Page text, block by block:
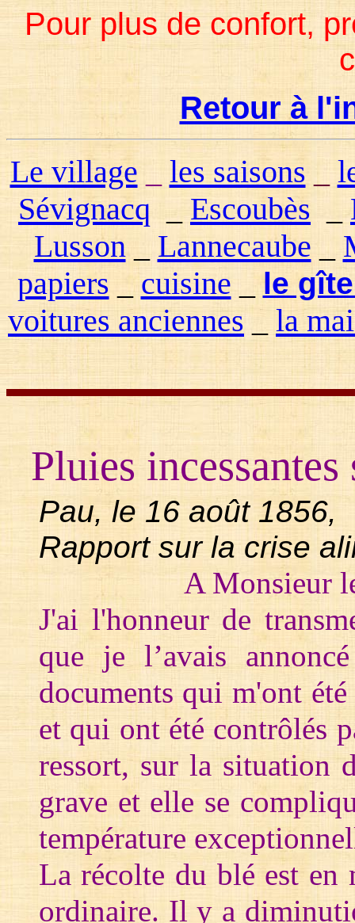
Pour plus de confort,
Retour à
Le village les saisons
Sévignacq _ Escoubès _
Lusson_ Lannecaube
papiers _cuisine _le
voitures anciennes_ la
Pluies
Pau, le 16 août 1856,
Rapport sur la crise
A Monsieur
J'ai l'honneur de
que je l’avais
documents qui m'ont
et qui ont été contrôlés
ressort, sur la situation
grave et elle se
température
La récolte du blé est en
ordinaire. Il y a